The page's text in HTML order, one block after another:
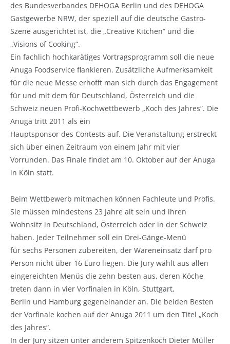
des Bundesverbandes DEHOGA Berlin und des DEHOGA
Gastgewerbe NRW, der speziell auf die deutsche Gastro-
Szene ausgerichtet ist, die „Creative Kitchen“ und die
„Visions of Cooking“.
Ein fachlich hochkarätiges Vortragsprogramm soll die neue
Anuga Foodservice flankieren. Zusätzliche Aufmerksamkeit
für die neue Messe erhofft man sich durch das Engagement
für und mit dem für Deutschland, Österreich und die
Schweiz neuen Profi-Kochwettbewerb „Koch des Jahres“. Die
Anuga tritt 2011 als ein
Hauptsponsor des Contests auf. Die Veranstaltung erstreckt
sich über einen Zeitraum von einem Jahr mit vier
Vorrunden. Das Finale findet am 10. Oktober auf der Anuga
in Köln statt.
Beim Wettbewerb mitmachen können Fachleute und Profis.
Sie müssen mindestens 23 Jahre alt sein und ihren
Wohnsitz in Deutschland, Österreich oder in der Schweiz
haben. Jeder Teilnehmer soll ein Drei-Gänge-Menü
für sechs Personen zubereiten, der Wareneinsatz darf pro
Person nicht über 16 Euro liegen. Die Jury wählt aus allen
eingereichten Menüs die zehn besten aus, deren Köche
treten dann in vier Vorfinalen in Köln, Stuttgart,
Berlin und Hamburg gegeneinander an. Die beiden Besten
der Vorfinale kochen auf der Anuga 2011 um den Titel „Koch
des Jahres“.
In der Jury sitzen unter anderem Spitzenkoch Dieter Müller